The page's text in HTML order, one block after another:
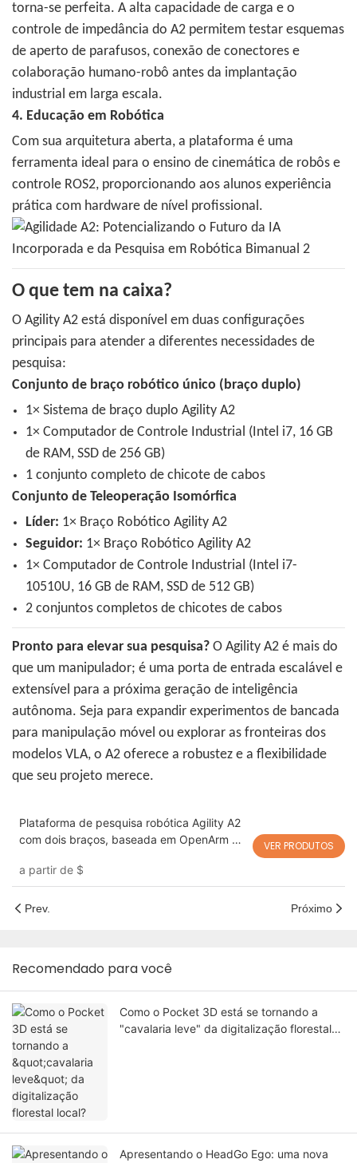
torna-se perfeita. A alta capacidade de carga e o
controle de impedância do A2 permitem testar esquemas
de aperto de parafusos, conexão de conectores e
colaboração humano-robô antes da implantação
industrial em larga escala.
4. Educação em Robótica
Com sua arquitetura aberta, a plataforma é uma
ferramenta ideal para o ensino de cinemática de robôs e
controle ROS2, proporcionando aos alunos experiência
prática com hardware de nível profissional.
O que tem na caixa?
O Agility A2 está disponível em duas configurações
principais para atender a diferentes necessidades de
pesquisa:
Conjunto de braço robótico único (braço duplo)
1× Sistema de braço duplo Agility A2
1× Computador de Controle Industrial (Intel i7, 16 GB
de RAM, SSD de 256 GB)
1 conjunto completo de chicote de cabos
Conjunto de Teleoperação Isomórfica
Líder: 1× Braço Robótico Agility A2
Seguidor: 1× Braço Robótico Agility A2
1× Computador de Controle Industrial (Intel i7-
10510U, 16 GB de RAM, SSD de 512 GB)
2 conjuntos completos de chicotes de cabos
Pronto para elevar sua pesquisa? O Agility A2 é mais do
que um manipulador; é uma porta de entrada escalável e
extensível para a próxima geração de inteligência
autônoma. Seja para expandir experimentos de bancada
para manipulação móvel ou explorar as fronteiras dos
modelos VLA, o A2 oferece a robustez e a flexibilidade
que seu projeto merece.
Plataforma de pesquisa robótica Agility A2
com dois braços, baseada em OpenArm -
de robôs | Alta capacidade de carga,
manipulação bimanual e teleoperação
remota
a partir de $
VER PRODUTOS
Prev. Próximo
Recomendado para você
Como o Pocket 3D está se tornando a
"cavalaria leve" da digitalização florestal
Apresentando o HeadGo Ego: uma nova